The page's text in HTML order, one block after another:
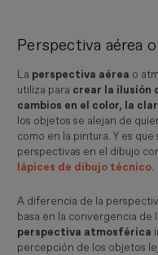
Perspectiva aérea
La perspectiva aérea o
utiliza para crear la ilusión
cambios en el color, la
los objetos se alejan de
como en la pintura. Y es
perspectivas en el dibujo
lápices de dibujo técnico.
A diferencia de la
basa en la convergencia de
perspectiva atmosférica
percepción de los objetos